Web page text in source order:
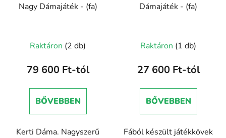
Nagy Dámajáték - (fa)
Raktáron (2 db)
79 600 Ft-tól
BŐVEBBEN
Kerti Dáma. Nagyszerű
Dámajáték - (fa)
Raktáron (1 db)
27 600 Ft-tól
BŐVEBBEN
Fából készült játékkövek